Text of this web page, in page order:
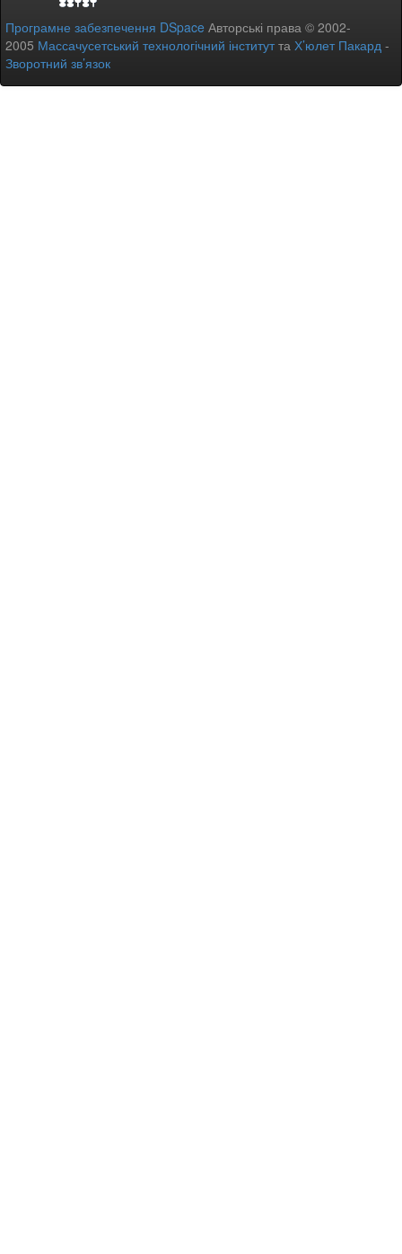
Програмне забезпечення DSpace Авторські права © 2002-
2005 Массачусетський технологічний інститутта Х’юлет Пакард -
Зворотний зв’язок